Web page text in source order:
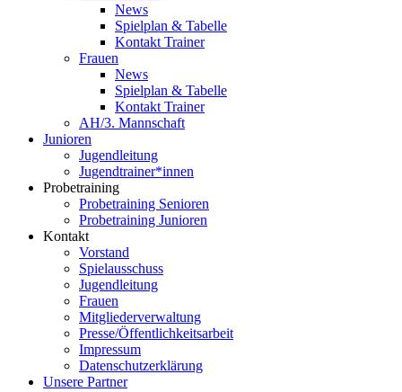
News
Spielplan & Tabelle
Kontakt Trainer
Frauen
News
Spielplan & Tabelle
Kontakt Trainer
AH/3. Mannschaft
Junioren
Jugendleitung
Jugendtrainer*innen
Probetraining
Probetraining Senioren
Probetraining Junioren
Kontakt
Vorstand
Spielausschuss
Jugendleitung
Frauen
Mitgliederverwaltung
Presse/Öffentlichkeitsarbeit
Impressum
Datenschutzerklärung
Unsere Partner